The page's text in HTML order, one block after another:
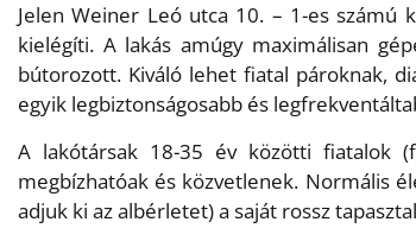
Jelen Weiner Leó utca 10. – 1-es számú
kielégíti. A lakás amúgy maximálisan
bútorozott. Kiváló lehet fiatal pároknak,
egyik legbiztonságosabb és
A lakótársak 18-35 év közötti fiatalok
megbízhatóak és közvetlenek. Normális
adjuk ki az albérletet) a saját rossz